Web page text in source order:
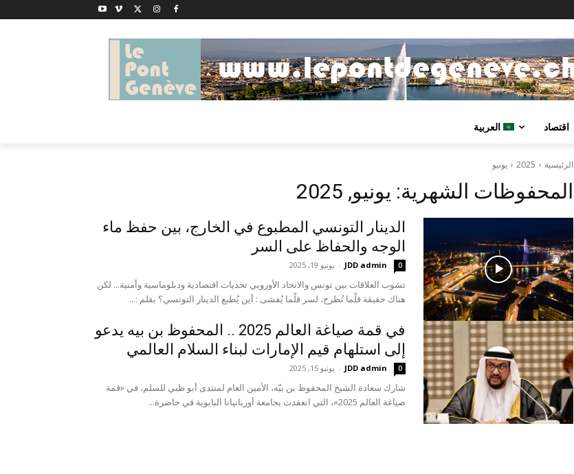
اقتصاد العربية
الرئيسية 2025 يونيو
المحفوظات الشهرية: يونيو, 2025
الدينار التونسي المطبوع في الخارج، بين حفظ ماء
الوجه والحفاظ على السر
JDD admin
- يونيو 19, 2025 0
تشوب العلاقات بين تونس والاتحاد الأوروبي تحديات اقتصادية ودبلوماسية وأمنية... لكن
هناك حقيقة قلّما تُطرح، لسر قلّما يُفشى : أين يُطبع الدينار التونسي؟ بقلم :...
في قمة صياغة العالم 2025 .. المحفوظ بن بيه يدعو
إلى استلهام قيم الإمارات لبناء السلام العالمي
JDD admin
- يونيو 15, 2025 0
شارك سعادة الشيخ المحفوظ بن بيّه، الأمين العام لمنتدى أبو ظبي للسلم، في «قمة
صياغة العالم 2025»، التي انعقدت بجامعة أوربانيانا البابوية في حاضرة...